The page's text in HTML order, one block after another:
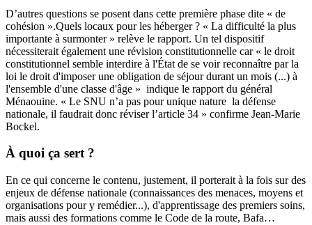
D’autres questions se posent dans cette première phase dite « de
cohésion ».Quels locaux pour les héberger ? « La difficulté la plus
importante à surmonter » relève le rapport. Un tel dispositif
nécessiterait également une révision constitutionnelle car « le droit
constitutionnel semble interdire à l'État de se voir reconnaître par la
loi le droit d'imposer une obligation de séjour durant un mois (...) à
l'ensemble d'une classe d'âge » indique le rapport du général
Ménaouine. « Le SNU n’a pas pour unique nature la défense
nationale, il faudrait donc réviser l’article 34 » confirme Jean-Marie
Bockel.
À quoi ça sert ?
En ce qui concerne le contenu, justement, il porterait à la fois sur des
enjeux de défense nationale (connaissances des menaces, moyens et
organisations pour y remédier...), d'apprentissage des premiers soins,
mais aussi des formations comme le Code de la route, Bafa…